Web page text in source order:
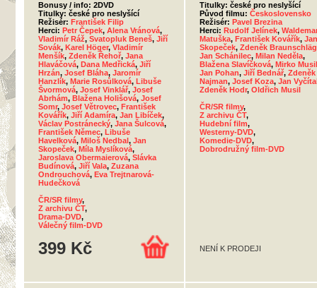
Bonusy / info: 2DVD
Titulky: české pro neslyšící
Režisér: František Filip
Herci: Petr Čepek, Alena Vránová,
Vladimír Ráž, Svatopluk Beneš, Jiří
Sovák, Karel Höger, Vladimír
Menšík, Zdeněk Řehoř, Jana
Hlaváčová, Dana Medřická, Jiří
Hrzán, Josef Bláha, Jaromír
Hanzlík, Marie Rosůlková, Libuše
Švormová, Josef Vinklář, Josef
Abrhám, Blažena Holišová, Josef
Somr, Josef Větrovec, František
Kovářík, Jiří Adamíra, Jan Libíček,
Václav Postránecký, Jana Šulcová,
František Němec, Libuše
Havelková, Miloš Nedbal, Jan
Skopeček, Míla Myslíková,
Jaroslava Obermaierová, Slávka
Budínová, Jiří Vala, Zuzana
Ondrouchová, Eva Trejtnarová-
Hudečková
ČR/SR filmy,
Z archivu ČT,
Drama-DVD,
Válečný film-DVD
399 Kč
Titulky: české pro neslyšící
Původ filmu: Československo
Režisér: Pavel Brezina
Herci: Rudolf Jelínek,
Matuška, František Kovářík, Jan
Skopeček, Zdeněk
Jan Schánilec, Milan Neděla,
Blažena Slavíčková, Mirko Musil
Jan Pohan, Jiří Bednář, Zdeněk
Najman, Josef Koza, Jan
Zdeněk Hodr, Oldřich Musil
ČR/SR filmy,
Z archivu ČT,
Hudební film,
Westerny-DVD,
Komedie-DVD,
Dobrodružný film-DVD
NENÍ K PRODEJI